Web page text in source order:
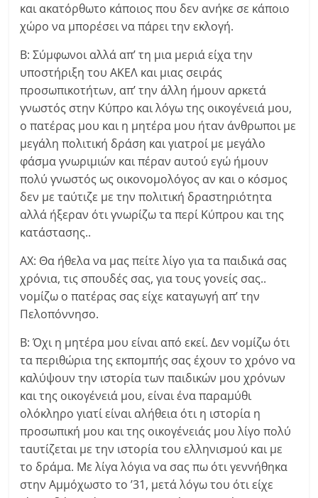
και ακατόρθωτο κάποιος που δεν ανήκε σε κάποιο
χώρο να μπορέσει να πάρει την εκλογή.
Β: Σύμφωνοι αλλά απ’ τη μια μεριά είχα την
υποστήριξη του ΑΚΕΛ και μιας σειράς
προσωπικοτήτων, απ’ την άλλη ήμουν αρκετά
γνωστός στην Κύπρο και λόγω της οικογένειά μου,
ο πατέρας μου και η μητέρα μου ήταν άνθρωποι με
μεγάλη πολιτική δράση και γιατροί με μεγάλο
φάσμα γνωριμιών και πέραν αυτού εγώ ήμουν
πολύ γνωστός ως οικονομολόγος αν και ο κόσμος
δεν με ταύτιζε με την πολιτική δραστηριότητα
αλλά ήξεραν ότι γνωρίζω τα περί Κύπρου και της
κατάστασης..
ΑΧ: Θα ήθελα να μας πείτε λίγο για τα παιδικά σας
χρόνια, τις σπουδές σας, για τους γονείς σας..
νομίζω ο πατέρας σας είχε καταγωγή απ’ την
Πελοπόννησο.
Β: Όχι η μητέρα μου είναι από εκεί. Δεν νομίζω ότι
τα περιθώρια της εκπομπής σας έχουν το χρόνο να
καλύψουν την ιστορία των παιδικών μου χρόνων
και της οικογένειά μου, είναι ένα παραμύθι
ολόκληρο γιατί είναι αλήθεια ότι η ιστορία η
προσωπική μου και της οικογένειάς μου λίγο πολύ
ταυτίζεται με την ιστορία του ελληνισμού και με
το δράμα. Με λίγα λόγια να σας πω ότι γεννήθηκα
στην Αμμόχωστο το ’31, μετά λόγω του ότι είχε